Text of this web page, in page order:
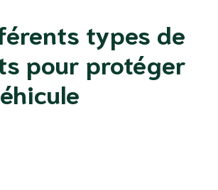
types de
pour protéger